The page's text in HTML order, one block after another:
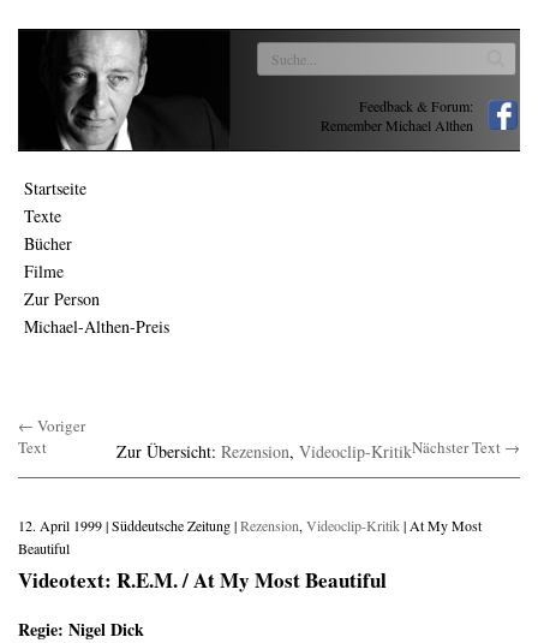
Feedback & Forum:
Remember Michael Althen
Startseite
Texte
Bücher
Filme
Zur Person
Michael-Althen-Preis
← Voriger
Text
Zur Übersicht: Rezension, Videoclip-KritikNächster Text →
12. April 1999 | Süddeutsche Zeitung |Rezension, Videoclip-Kritik| At My Most
Beautiful
Videotext: R.E.M. / At My Most Beautiful
Regie: Nigel Dick